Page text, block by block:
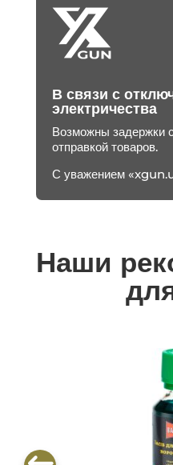
В связи с
электричества
Возможны задержки
отправкой товаров.
С уважением
Наши